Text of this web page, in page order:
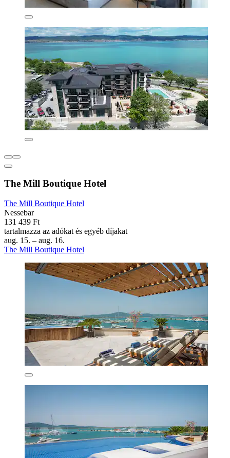
The Mill Boutique Hotel
The Mill Boutique Hotel
Nessebar
131 439 Ft
tartalmazza az adókat és egyéb díjakat
aug. 15. – aug. 16.
The Mill Boutique Hotel